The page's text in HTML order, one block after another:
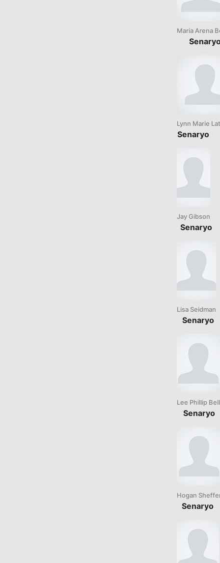
Maria Arena
Lynn Marie
Senaryo
Jay Gibson
Senaryo
Lisa Seidman
Senaryo
Lee Phillip Bell
Senaryo
Hogan
Senaryo